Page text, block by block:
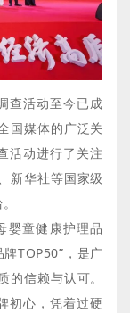
活动至今已成
国媒体的广泛关
活动进行了关注
新华社等国家级
童健康护理品
TOP50”，是广
信赖与认可。
初心，凭着过硬